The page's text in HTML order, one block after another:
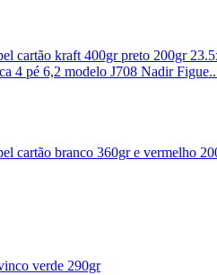
cartão kraft 400gr preto 200gr
4 pé 6,2 modelo J708 Nadir
cartão branco 360gr e vermelho
verde 290gr